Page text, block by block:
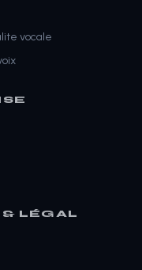
vocale
LÉGAL